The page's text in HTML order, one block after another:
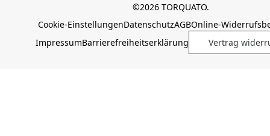
©2026 TORQUATO.
Cookie-EinstellungenDatenschutzAGBOnline-
ImpressumBarrierefreiheitserklärung Vertrag